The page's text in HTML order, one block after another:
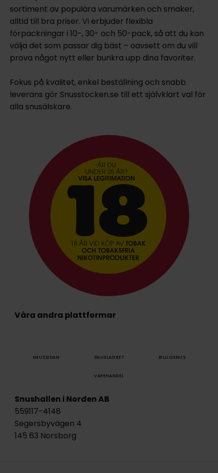
sortiment av populära varumärken och smaker,
alltid till bra priser. Vi erbjuder flexibla
förpackningar i 10-, 30- och 50-pack, så att du kan
välja det som passar dig bäst – oavsett om du vill
prova något nytt eller bunkra upp dina favoriter.
Fokus på kvalitet, enkel beställning och snabb
leverans gör Snusstocken.se till ett självklart val för
alla snusälskare.
Våra andra plattformar
SNUSSIDAN SNUSLAGRET BILLIGSNUS
VAPEHANDEL
Snushallen i Norden AB
559117-4148
Segersbyvägen 4
145 63 Norsborg